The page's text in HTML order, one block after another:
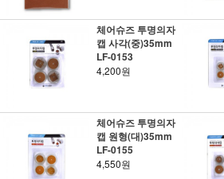
체어슈즈 투명의자
캡 사각(중)35mm
LF-0153
4,200원
체어슈즈 투명의자
캡 원형(대)35mm
LF-0155
4,550원